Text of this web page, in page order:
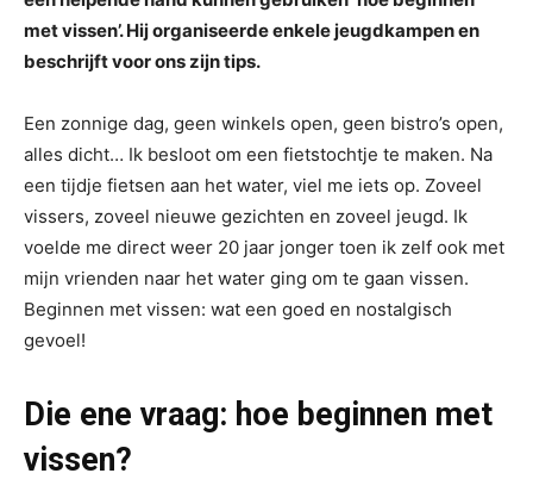
met vissen’. Hij organiseerde enkele jeugdkampen en
beschrijft voor ons zijn tips.
Een zonnige dag, geen winkels open, geen bistro’s open,
alles dicht… Ik besloot om een fietstochtje te maken. Na
een tijdje fietsen aan het water, viel me iets op. Zoveel
vissers, zoveel nieuwe gezichten en zoveel jeugd. Ik
voelde me direct weer 20 jaar jonger toen ik zelf ook met
mijn vrienden naar het water ging om te gaan vissen.
Beginnen met vissen: wat een goed en nostalgisch
gevoel!
Die ene vraag: hoe beginnen met
vissen?